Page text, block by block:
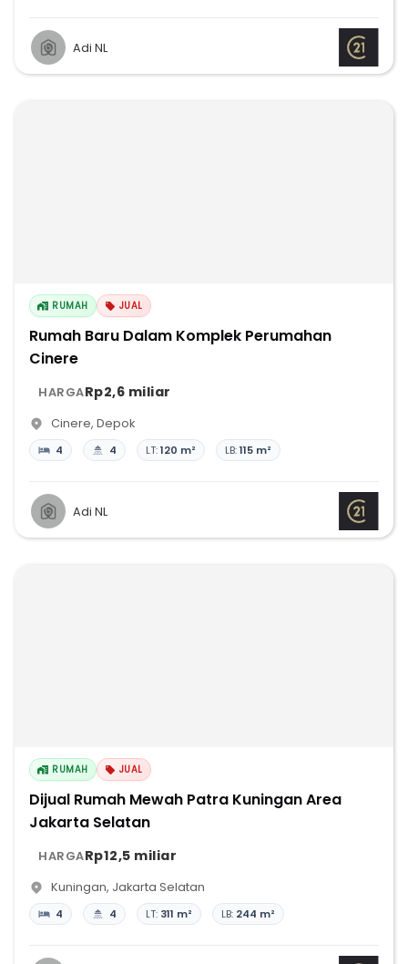
Adi NL
RUMAH JUAL
Rumah Baru Dalam Komplek Perumahan
Cinere
HARGARp2,6 miliar
Cinere, Depok
4 4 LT:120 m² LB:115 m²
Adi NL
RUMAH JUAL
Dijual Rumah Mewah Patra Kuningan Area
Jakarta Selatan
HARGARp12,5 miliar
Kuningan, Jakarta Selatan
4 4 LT: 311 m² LB: 244 m²